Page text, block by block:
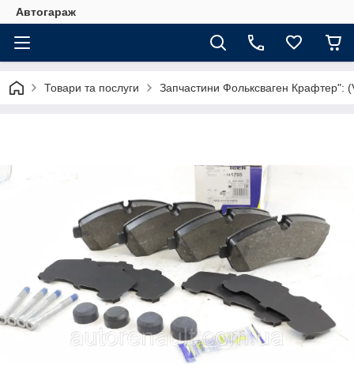
Автогараж
Товари та послуги Запчастини Фольксваген Крафтер":